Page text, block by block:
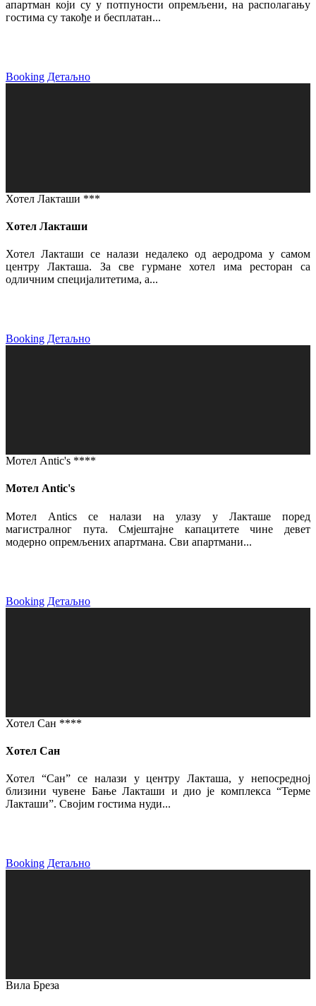
апартман који су у потпуности опремљени, на располагању
гостима су такође и бесплатан...
Booking Детаљно
Хотел Лакташи ***
Хотел Лакташи
Хотел Лакташи се налази недалеко од аеродрома у самом
центру Лакташа. За све гурмане хотел има ресторан са
одличним специјалитетима, а...
Booking Детаљно
Мотел Antic's ****
Мотел Antic's
Мотел Antics се налази на улазу у Лакташе поред
магистралног пута. Смјештајне капацитете чине девет
модерно опремљених апартмана. Сви апартмани...
Booking Детаљно
Хотел Сан ****
Хотел Сан
Хотел “Сан” се налази у центру Лакташа, у непосредној
близини чувене Бање Лакташи и дио је комплекса “Терме
Лакташи”. Својим гостима нуди...
Booking Детаљно
Вила Бреза